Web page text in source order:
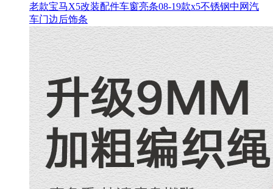
老款宝马X5改装配件车窗亮条08-19款x5不锈钢中网汽
车门边后饰条